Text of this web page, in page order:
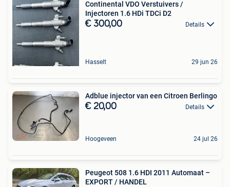
Continental VDO Verstuivers /
Injectoren 1.6 HDi TDCi D2
€ 300,00 Details
Hasselt 29 jun 26
Adblue injector van een Citroen Berlingo
€ 20,00 Details
Hoogeveen 24 jul 26
Peugeot 508 1.6 HDI 2011 Automaat –
EXPORT / HANDEL